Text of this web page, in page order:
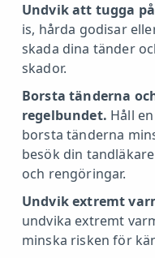
Undvik att tugga
is, hårda godisar
skada dina tänder
skador.
Borsta tänderna
regelbundet. Håll
borsta tänderna
besök din
och rengöringar.
Undvik extremt
undvika extremt
minska risken för